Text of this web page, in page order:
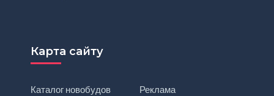
Карта сайту
Каталог новобудов Реклама